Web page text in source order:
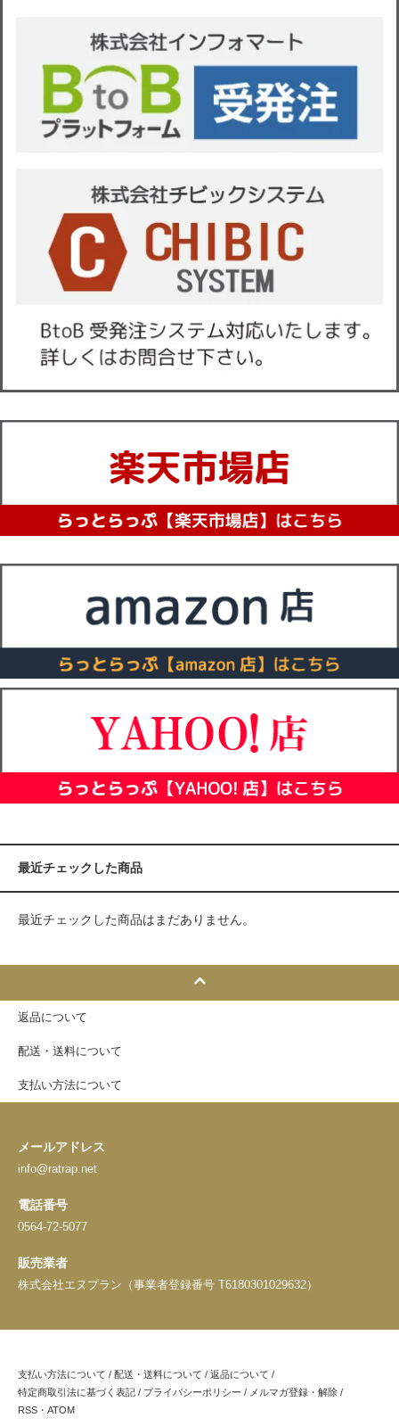
最近チェックした商品
最近チェックした商品はまだありません。
返品について
配送・送料について
支払い方法について
メールアドレス
info@ratrap.net
電話番号
0564-72-5077
販売業者
株式会社エヌプラン（事業者登録番号 T6180301029632）
支払い方法について / 配送・送料について / 返品について /
特定商取引法に基づく表記 / プライバシーポリシー / メルマガ登録・解除 /
RSS ・ ATOM